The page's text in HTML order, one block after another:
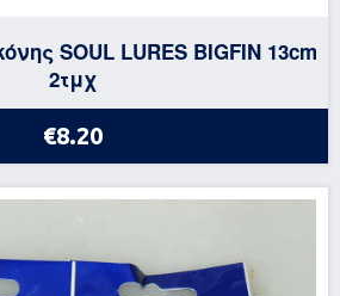
SOUL LURES BIGFIN 13cm
2τμχ
€8.20